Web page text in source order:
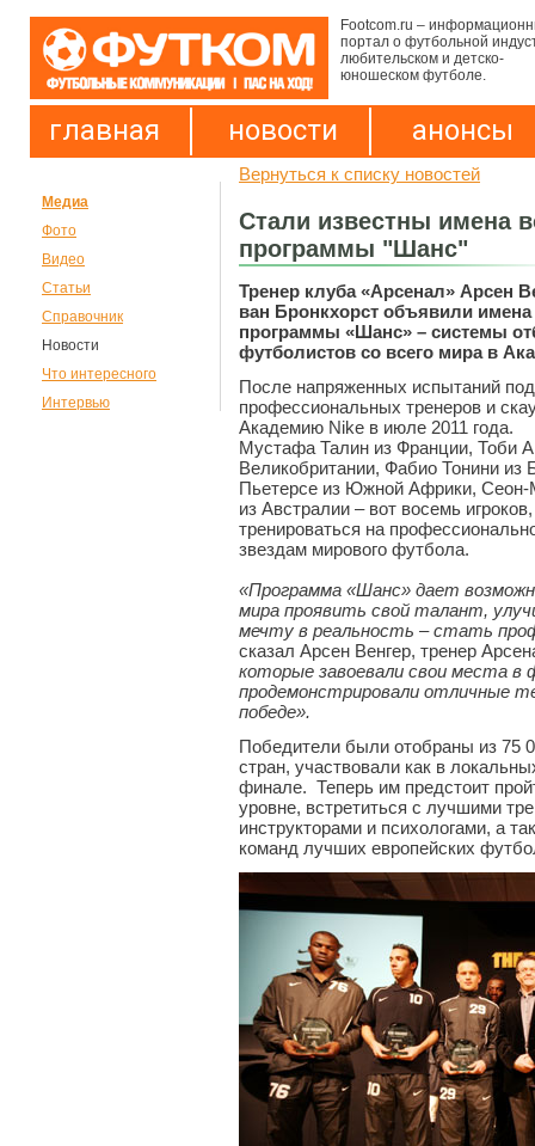
Footcom.ru –
портал о футбольной
любительском и детско-
юношеском футболе.
главная новости анонсы
Медиа
Фото
Видео
Статьи
Справочник
Новости
Что интересного
Интервью
Вернуться к списку новостей
Стали известны имена
программы "Шанс"
Тренер клуба «Арсенал» Арсен
ван Бронкхорст объявили
программы «Шанс» – системы
футболистов со всего мира в
После напряженных испытаний
профессиональных тренеров и
Академию Nike в июле 2011 года.
Мустафа Талин из Франции, Тоби
Великобритании, Фабио Тонини из
Пьетерсе из Южной Африки,
из Австралии – вот восемь
тренироваться на
звездам мирового футбола.
«Программа «Шанс» дает
мира проявить свой талант,
мечту в реальность – стать
сказал Арсен Венгер, тренер
которые завоевали свои места в
продемонстрировали отличные
победе».
Победители были отобраны из 75
стран, участвовали как в
финале. Теперь им предстоит
уровне, встретиться с лучшими
инструкторами и психологами, а
команд лучших европейских